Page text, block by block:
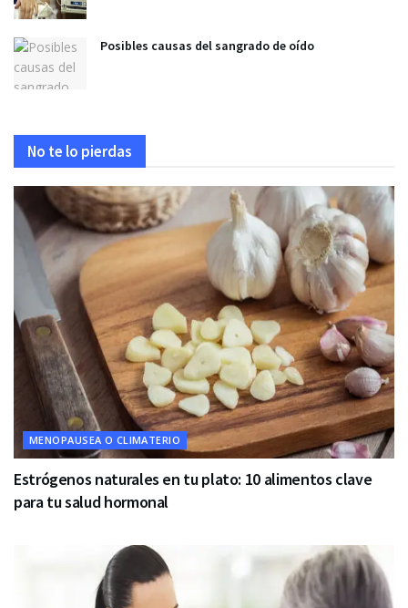
Posibles causas del sangrado de oído
No te lo pierdas
MENOPAUSEA O CLIMATERIO
Estrógenos naturales en tu plato: 10 alimentos clave
para tu salud hormonal